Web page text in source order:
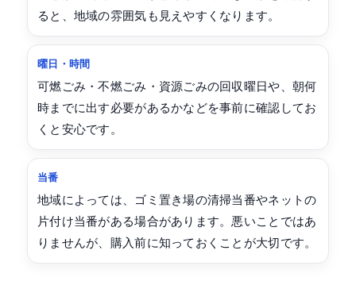
ると、地域の雰囲気も見えやすくなります。
曜日・時間
可燃ごみ・不燃ごみ・資源ごみの回収曜日や、朝何
時までに出す必要があるかなどを事前に確認してお
くと安心です。
当番
地域によっては、ゴミ置き場の清掃当番やネットの
片付け当番がある場合があります。悪いことではあ
りませんが、購入前に知っておくことが大切です。